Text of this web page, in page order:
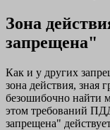
Зона
запрещена"
Как и у других
зона действия, зная
безошибочно найти
этом требований
запрещена"